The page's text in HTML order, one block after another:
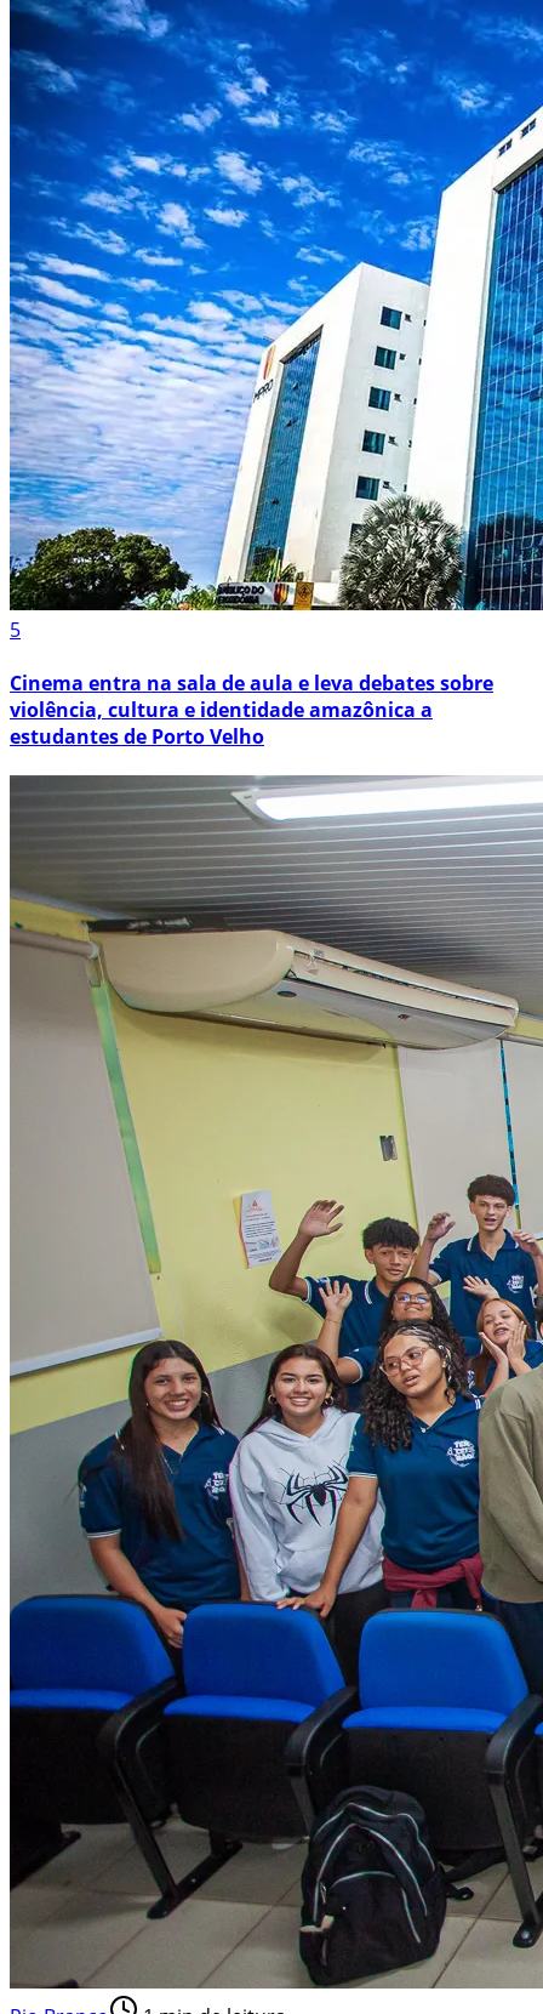
5
Cinema entra na sala de aula e leva debates sobre
violência, cultura e identidade amazônica a
estudantes de Porto Velho